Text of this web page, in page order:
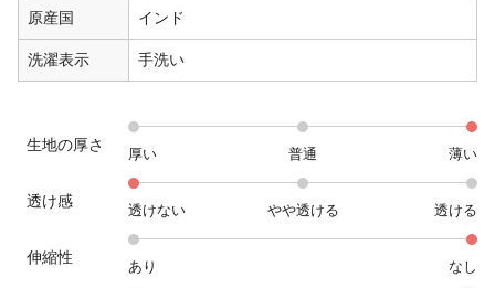
原産国 インド
洗濯表示 手洗い
生地の厚さ
厚い 普通 薄い
透け感
透けない やや透ける 透ける
伸縮性
あり なし